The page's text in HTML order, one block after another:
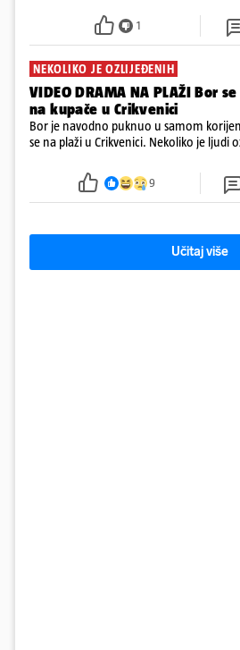
1
NEKOLIKO JE OZLIJEĐENIH
VIDEO DRAMA NA PLAŽI Bor
na kupače u Crikvenici
Bor je navodno puknuo u samom
se na plaži u Crikvenici. Nekoliko je ljudi
9
Učitaj više